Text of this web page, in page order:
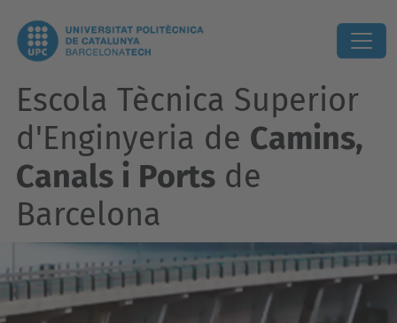
Escola Tècnica Superior
d'Enginyeria de Camins,
Canals i Ports de
Barcelona